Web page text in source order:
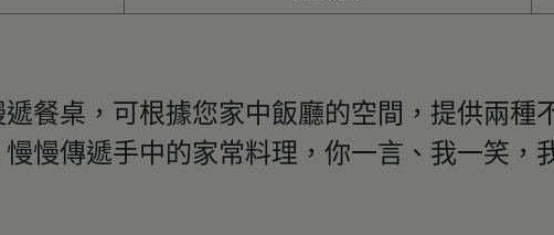
餐桌，可根據您家中飯廳的空間，提供兩種
慢傳遞手中的家常料理，你一言、我一笑，